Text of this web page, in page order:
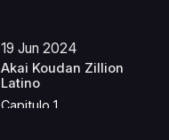
19 Jun 2024
Akai Koudan Zillion
Latino
Capitulo 1